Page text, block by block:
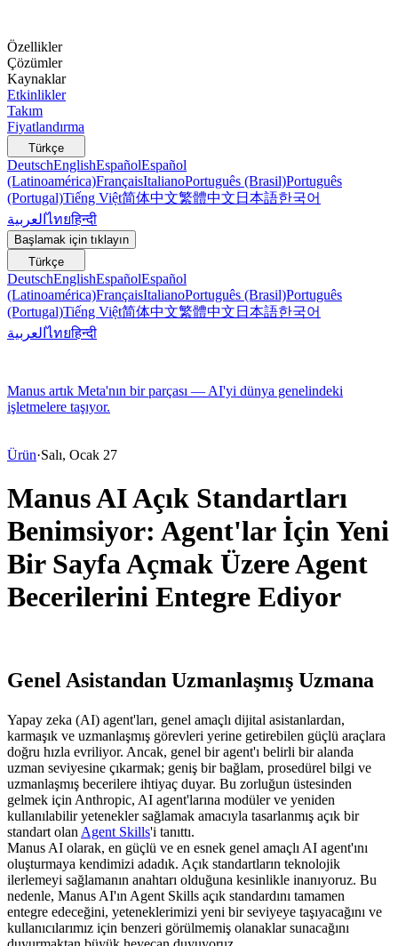
Özellikler
Çözümler
Kaynaklar
Etkinlikler
Takım
Fiyatlandırma
Türkçe
DeutschEnglishEspañolEspañol
(Latinoamérica)FrançaisItalianoPortuguês (Brasil)Português
(Portugal)Tiếng Việt简体中文繁體中文 日本語한국어
العربيةไทยहिन्दी
Başlamak için tıklayın
Türkçe
DeutschEnglishEspañolEspañol
(Latinoamérica)FrançaisItalianoPortuguês (Brasil)Português
(Portugal)Tiếng Việt简体中文繁體中文 日本語한국어
العربيةไทยहिन्दी
Manus artık Meta'nın bir parçası — AI'yi dünya genelindeki
işletmelere taşıyor.
Ürün·Salı, Ocak 27
Manus AI Açık Standartları
Benimsiyor: Agent'lar İçin Yeni
Bir Sayfa Açmak Üzere Agent
Becerilerini Entegre Ediyor
Genel Asistandan Uzmanlaşmış Uzmana
Yapay zeka (AI) agent'ları, genel amaçlı dijital asistanlardan,
karmaşık ve uzmanlaşmış görevleri yerine getirebilen güçlü araçlara
doğru hızla evriliyor. Ancak, genel bir agent'ı belirli bir alanda
uzman seviyesine çıkarmak; geniş bir bağlam, prosedürel bilgi ve
uzmanlaşmış becerilere ihtiyaç duyar. Bu zorluğun üstesinden
gelmek için Anthropic, AI agent'larına modüler ve yeniden
kullanılabilir yetenekler sağlamak amacıyla tasarlanmış açık bir
standart olan Agent Skills'i tanıttı.
Manus AI olarak, en güçlü ve en esnek genel amaçlı AI agent'ını
oluşturmaya kendimizi adadık. Açık standartların teknolojik
ilerlemeyi sağlamanın anahtarı olduğuna kesinlikle inanıyoruz. Bu
nedenle, Manus AI'ın Agent Skills açık standardını tamamen
entegre edeceğini, yeteneklerimizi yeni bir seviyeye taşıyacağını ve
kullanıcılarımız için benzeri görülmemiş olanaklar sunacağını